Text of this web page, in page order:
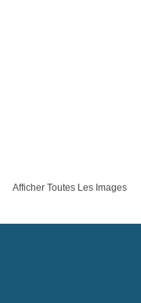
Afficher Toutes Les Images